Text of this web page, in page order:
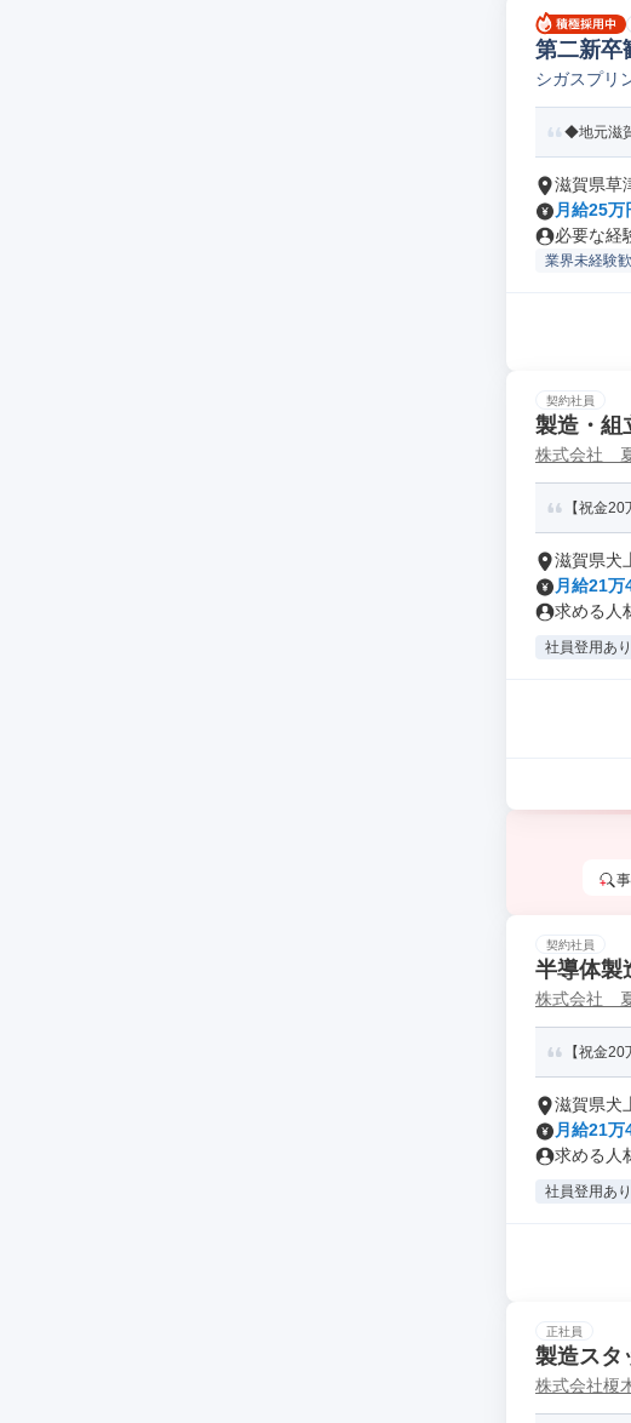
第二新卒
製造オペ
シガスプリ
◆地元滋
滋賀県草
月給25万
必要な経
業界未経験
契約社員
製造・組
株式会社
【祝金
滋賀県犬
月給21
求める人
社員登用あり
契約社員
半導体製
株式会社
【祝金
滋賀県犬
月給21
求める人
社員登用あり
正社員
製造スタ
株式会社榎